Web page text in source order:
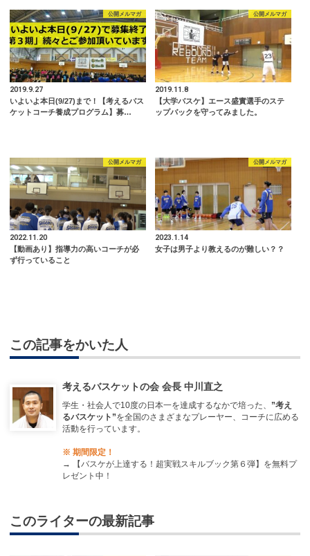
公開メルマガ
2019.9.27
いよいよ本日(9/27)まで！【考えるバス
ケットコーチ養成プログラム】募…
公開メルマガ
2019.11.8
【大学バスケ】エース盛實選手のステ
ップバックを守ってみました。
公開メルマガ
2022.11.20
【動画あり】指導力の高いコーチが必
ず行っていること
公開メルマガ
2023.1.14
女子は男子より教えるのが難しい？？
この記事をかいた人
考えるバスケットの会 会長 中川直之
学生・社会人で10度の日本一を達成するなかで培った、 ”考え
るバスケット”を全国のさまざまなプレーヤー、コーチに広める
活動を行っています。
※ 期間限定！
→
【バスケが上達する！超実戦スキルブック第６弾】を無料プ
レゼント中！
このライターの最新記事